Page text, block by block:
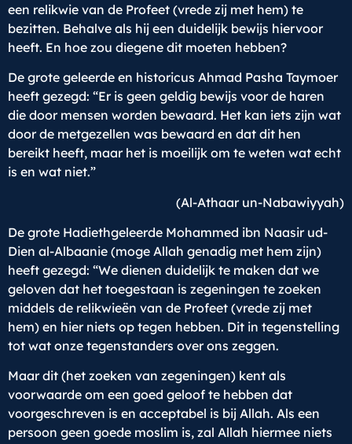
een relikwie van de Profeet (vrede zij met hem) te
bezitten. Behalve als hij een duidelijk bewijs hiervoor
heeft. En hoe zou diegene dit moeten hebben?
De grote geleerde en historicus Ahmad Pasha Taymoer
heeft gezegd: “Er is geen geldig bewijs voor de haren
die door mensen worden bewaard. Het kan iets zijn wat
door de metgezellen was bewaard en dat dit hen
bereikt heeft, maar het is moeilijk om te weten wat echt
is en wat niet.”
(Al-Athaar un-Nabawiyyah)
De grote Hadiethgeleerde Mohammed ibn Naasir ud-
Dien al-Albaanie (moge Allah genadig met hem zijn)
heeft gezegd: “We dienen duidelijk te maken dat we
geloven dat het toegestaan is zegeningen te zoeken
middels de relikwieën van de Profeet (vrede zij met
hem) en hier niets op tegen hebben. Dit in tegenstelling
tot wat onze tegenstanders over ons zeggen.
Maar dit (het zoeken van zegeningen) kent als
voorwaarde om een goed geloof te hebben dat
voorgeschreven is en acceptabel is bij Allah. Als een
persoon geen goede moslim is, zal Allah hiermee niets